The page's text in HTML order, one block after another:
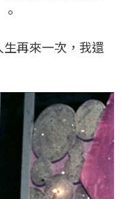
再來一次，我還